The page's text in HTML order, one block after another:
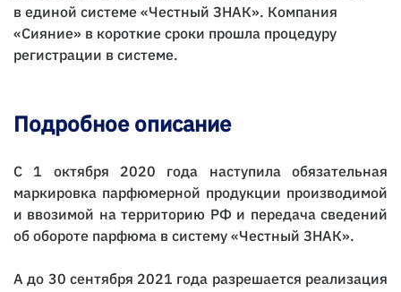
в единой системе «Честный ЗНАК». Компания
«Сияние» в короткие сроки прошла процедуру
регистрации в системе.
Подробное описание
С 1 октября 2020 года наступила обязательная
маркировка парфюмерной продукции производимой
и ввозимой на территорию РФ и передача сведений
об обороте парфюма в систему «Честный ЗНАК».
А до 30 сентября 2021 года разрешается реализация